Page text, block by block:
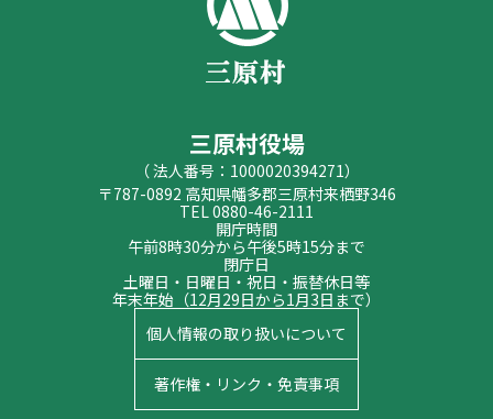
三原村役場
（ 法人番号：1000020394271）
〒787-0892 高知県幡多郡三原村来栖野346
TEL 0880-46-2111
開庁時間
午前8時30分から午後5時15分まで
閉庁日
土曜日・日曜日・祝日・振替休日等
年末年始（12月29日から1月3日まで）
個人情報の取り扱いについて
著作権・リンク・免責事項